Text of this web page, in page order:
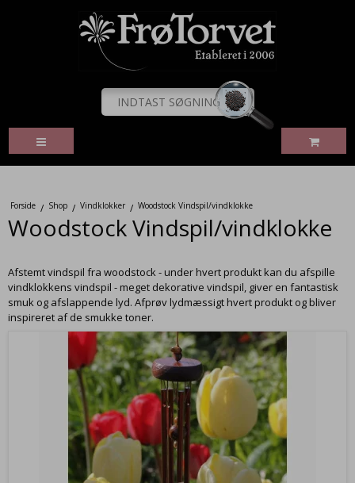
Forside / Shop / Vindklokker / Woodstock Vindspil/vindklokke
Woodstock Vindspil/vindklokke
Afstemt vindspil fra woodstock - under hvert produkt kan du afspille
vindklokkens vindspil - meget dekorative vindspil, giver en fantastisk
smuk og afslappende lyd. Afprøv lydmæssigt hvert produkt og bliver
inspireret af de smukke toner.